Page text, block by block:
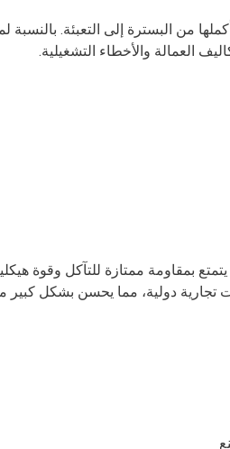
من البسترة إلى التعبئة. بالنسبة
العمالة والأخطاء التشغيلية.
بمقاومة ممتازة للتآكل وقوة
تجارية دولية، مما يحسن بشكل كبير